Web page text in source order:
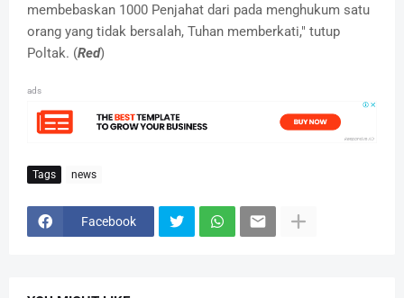
membebaskan 1000 Penjahat dari pada menghukum satu
orang yang tidak bersalah, Tuhan memberkati," tutup
Poltak. (Red)
ads
Tags news
Facebook